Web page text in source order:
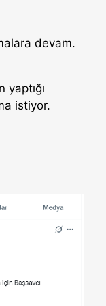
devam.
istiyor.